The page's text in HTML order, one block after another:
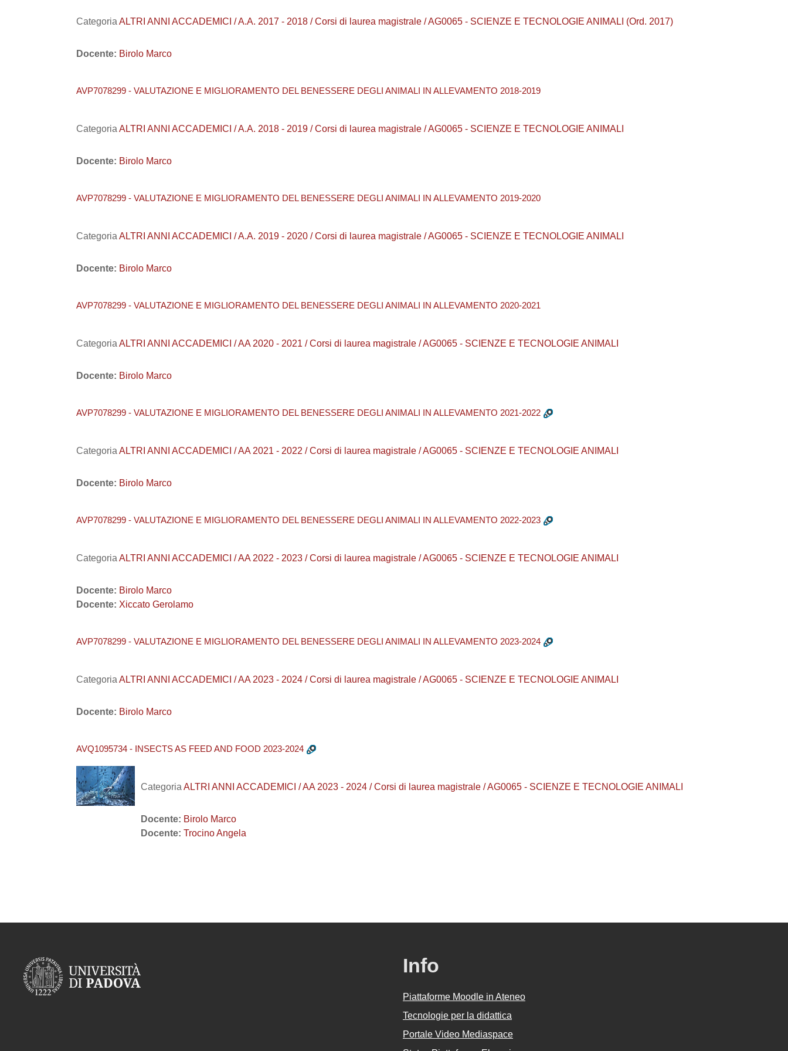
Categoria ALTRI ANNI ACCADEMICI / A.A. 2017 - 2018 / Corsi di laurea magistrale / AG0065 - SCIENZE E TECNOLOGIE ANIMALI (Ord. 2017)
Docente: Birolo Marco
AVP7078299 - VALUTAZIONE E MIGLIORAMENTO DEL BENESSERE DEGLI ANIMALI IN ALLEVAMENTO 2018-2019
Categoria ALTRI ANNI ACCADEMICI / A.A. 2018 - 2019 / Corsi di laurea magistrale / AG0065 - SCIENZE E TECNOLOGIE ANIMALI
Docente: Birolo Marco
AVP7078299 - VALUTAZIONE E MIGLIORAMENTO DEL BENESSERE DEGLI ANIMALI IN ALLEVAMENTO 2019-2020
Categoria ALTRI ANNI ACCADEMICI / A.A. 2019 - 2020 / Corsi di laurea magistrale / AG0065 - SCIENZE E TECNOLOGIE ANIMALI
Docente: Birolo Marco
AVP7078299 - VALUTAZIONE E MIGLIORAMENTO DEL BENESSERE DEGLI ANIMALI IN ALLEVAMENTO 2020-2021
Categoria ALTRI ANNI ACCADEMICI / AA 2020 - 2021 / Corsi di laurea magistrale / AG0065 - SCIENZE E TECNOLOGIE ANIMALI
Docente: Birolo Marco
AVP7078299 - VALUTAZIONE E MIGLIORAMENTO DEL BENESSERE DEGLI ANIMALI IN ALLEVAMENTO 2021-2022
Categoria ALTRI ANNI ACCADEMICI / AA 2021 - 2022 / Corsi di laurea magistrale / AG0065 - SCIENZE E TECNOLOGIE ANIMALI
Docente: Birolo Marco
AVP7078299 - VALUTAZIONE E MIGLIORAMENTO DEL BENESSERE DEGLI ANIMALI IN ALLEVAMENTO 2022-2023
Categoria ALTRI ANNI ACCADEMICI / AA 2022 - 2023 / Corsi di laurea magistrale / AG0065 - SCIENZE E TECNOLOGIE ANIMALI
Docente: Birolo Marco
Docente: Xiccato Gerolamo
AVP7078299 - VALUTAZIONE E MIGLIORAMENTO DEL BENESSERE DEGLI ANIMALI IN ALLEVAMENTO 2023-2024
Categoria ALTRI ANNI ACCADEMICI / AA 2023 - 2024 / Corsi di laurea magistrale / AG0065 - SCIENZE E TECNOLOGIE ANIMALI
Docente: Birolo Marco
AVQ1095734 - INSECTS AS FEED AND FOOD 2023-2024
Categoria ALTRI ANNI ACCADEMICI / AA 2023 - 2024 / Corsi di laurea magistrale / AG0065 - SCIENZE E TECNOLOGIE ANIMALI
Docente: Birolo Marco
Docente: Trocino Angela
Info
Piattaforme Moodle in Ateneo
Tecnologie per la didattica
Portale Video Mediaspace